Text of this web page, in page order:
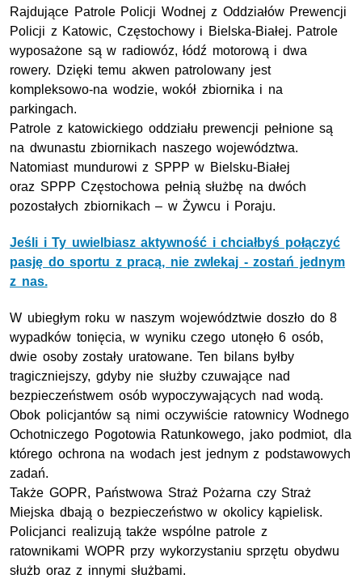
Rajdujące Patrole Policji Wodnej z Oddziałów Prewencji
Policji z Katowic, Częstochowy i Bielska-Białej. Patrole
wyposażone są w radiowóz, łódź motorową i dwa
rowery. Dzięki temu akwen patrolowany jest
kompleksowo-na wodzie, wokół zbiornika i na
parkingach.
Patrole z katowickiego oddziału prewencji pełnione są
na dwunastu zbiornikach naszego województwa.
Natomiast mundurowi z SPPP w Bielsku-Białej
oraz SPPP Częstochowa pełnią służbę na dwóch
pozostałych zbiornikach – w Żywcu i Poraju.
Jeśli i Ty uwielbiasz aktywność i chciałbyś połączyć
pasję do sportu z pracą, nie zwlekaj - zostań jednym
z nas.
W ubiegłym roku w naszym województwie doszło do 8
wypadków tonięcia, w wyniku czego utonęło 6 osób,
dwie osoby zostały uratowane. Ten bilans byłby
tragiczniejszy, gdyby nie służby czuwające nad
bezpieczeństwem osób wypoczywających nad wodą.
Obok policjantów są nimi oczywiście ratownicy Wodnego
Ochotniczego Pogotowia Ratunkowego, jako podmiot, dla
którego ochrona na wodach jest jednym z podstawowych
zadań.
Także GOPR, Państwowa Straż Pożarna czy Straż
Miejska dbają o bezpieczeństwo w okolicy kąpielisk.
Policjanci realizują także wspólne patrole z
ratownikami WOPR przy wykorzystaniu sprzętu obydwu
służb oraz z innymi służbami.